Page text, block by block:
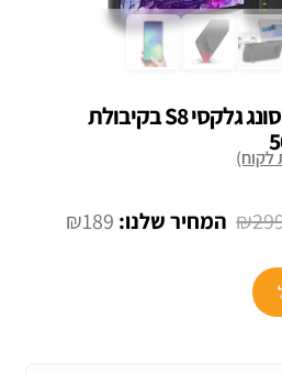
כיסוי מטען סוללה לסמסונג גלקסי S8 בקיבולת
לקוח)
₪ המחיר
₪189 המחיר